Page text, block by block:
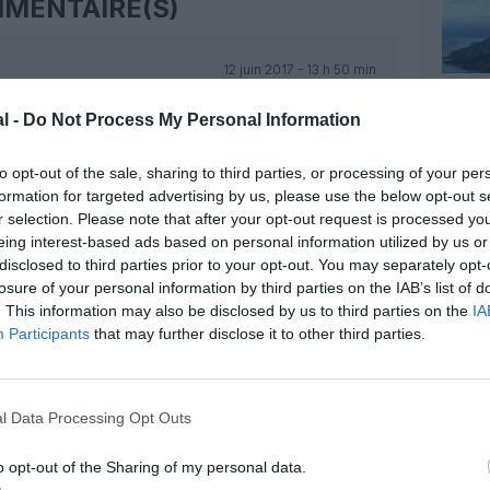
- Do Not Process My Personal Information
opt-out of the sale, sharing to third parties, or processing of your
for targeted advertising by us, please use the below opt-out
selection. Please note that after your opt-out request is processed
interest-based ads based on personal information utilized by us
to third parties prior to your opt-out. You may separately
of your personal information by third parties on the IAB’s list of
This information may also be disclosed by us to third parties on the
Participants that may further disclose it to other third parties.
Data Processing Opt Outs
opt-out of the Sharing of my personal data.
12 juin 2017 - 13 h 50 min
mais vous oubliez que Volotea
meme deux vols par jour cet été.
!
12 juin 2017 - 15 h 47 min
sera en concurrence avec Hop et
RÉPONDRE
, entre autres , il y a quelques années